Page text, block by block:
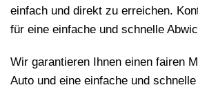
einfach und direkt zu erreichen.
für eine einfache und schnelle
Wir garantieren Ihnen einen fairen
Auto und eine einfache und